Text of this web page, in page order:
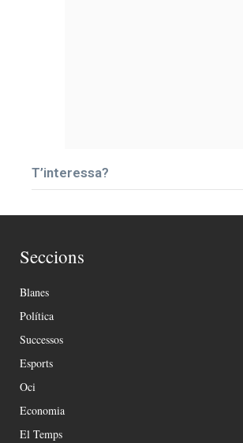
T’interessa?
Seccions
Blanes
Política
Successos
Esports
Oci
Economia
El Temps